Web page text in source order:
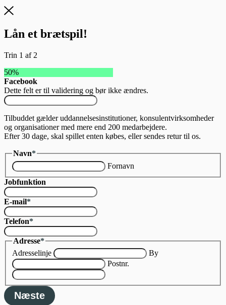
Lån et brætspil!
Trin 1 af 2
50%
Facebook
Dette felt er til validering og bør ikke ændres.
Tilbuddet gælder uddannelsesinstitutioner, konsulentvirksomheder
og organisationer med mere end 200 medarbejdere.
Efter 30 dage, skal spillet enten købes, eller sendes retur til os.
Navn*
Fornavn
Jobfunktion
E-mail*
Telefon*
Adresse*
Adresselinje
By
Postnr.
Næste